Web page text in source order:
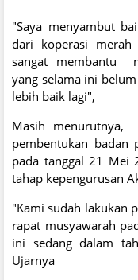
"Saya menyambut
dari koperasi
sangat membantu
yang selama ini
lebih baik lagi",
Masih menurutnya,
pembentukan badan
pada tanggal 21 Mei
tahap kepengurusan
"Kami sudah lakukan
rapat musyawarah
ini sedang dalam
Ujarnya